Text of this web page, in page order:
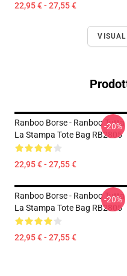
22,95 € - 27,55 €
Ranboo Borse - Ranboo Tutta
La Stampa Tote Bag RB2805
22,95 € - 27,55 €
-20%
Ranboo Borse - Ranboo Tutta
La Stampa Tote Bag RB2805
22,95 € - 27,55 €
-20%